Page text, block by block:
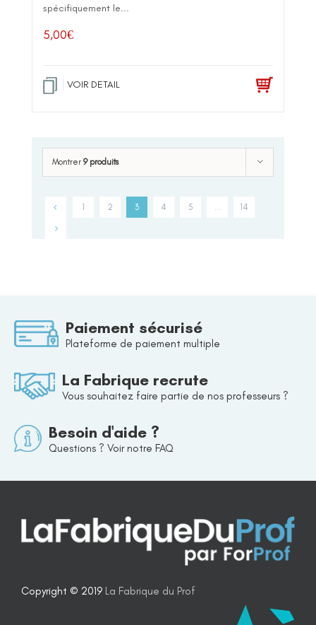
spécifiquement le...
5,00€
VOIR DETAIL
Montrer 9 produits
1 2 3 4 5 14
Paiement sécurisé
Plateforme de paiement multiple
La Fabrique recrute
Vous souhaitez faire partie de nos professeurs ?
Besoin d'aide ?
Questions ? Voir notre FAQ
Copyright © 2019 La Fabrique du Prof